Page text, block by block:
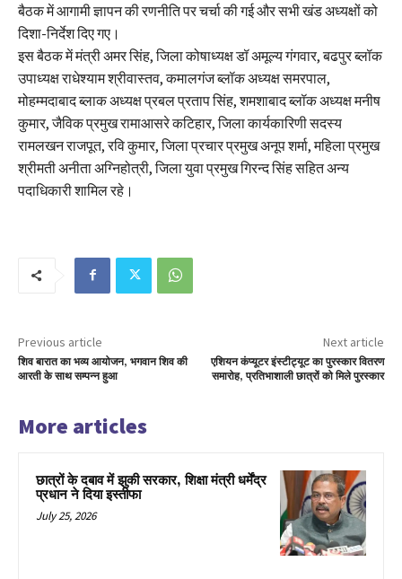
बैठक में आगामी ज्ञापन की रणनीति पर चर्चा की गई और सभी खंड अध्यक्षों को
दिशा-निर्देश दिए गए।
इस बैठक में मंत्री अमर सिंह, जिला कोषाध्यक्ष डॉ अमूल्य गंगवार, बढपुर ब्लॉक
उपाध्यक्ष राधेश्याम श्रीवास्तव, कमालगंज ब्लॉक अध्यक्ष समरपाल,
मोहम्मदाबाद ब्लाक अध्यक्ष प्रबल प्रताप सिंह, शमशाबाद ब्लॉक अध्यक्ष मनीष
कुमार, जैविक प्रमुख रामाआसरे कटिहार, जिला कार्यकारिणी सदस्य
रामलखन राजपूत, रवि कुमार, जिला प्रचार प्रमुख अनूप शर्मा, महिला प्रमुख
श्रीमती अनीता अग्निहोत्री, जिला युवा प्रमुख गिरन्द सिंह सहित अन्य
पदाधिकारी शामिल रहे।
Previous article
शिव बारात का भव्य आयोजन, भगवान शिव की
आरती के साथ सम्पन्न हुआ
Next article
एशियन कंप्यूटर इंस्टीट्यूट का पुरस्कार वितरण
समारोह, प्रतिभाशाली छात्रों को मिले पुरस्कार
More articles
छात्रों के दबाव में झुकी सरकार, शिक्षा मंत्री धर्मेंद्र
प्रधान ने दिया इस्तीफा
July 25, 2026